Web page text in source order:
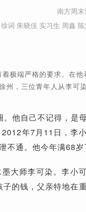
南方周
词 朱晓佳 实习生 周鑫
极端严格的要求。在他
州，三位青年人从李可
他自己不记得，是
年7月11日，李
不通。他今年满68
大师李可染。李小
的钱，父亲特地在